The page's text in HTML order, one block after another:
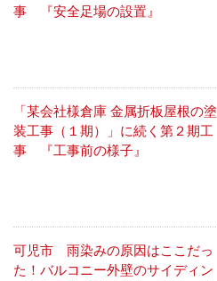
事 『安全足場の設置』
「某会社様倉庫 金属折板屋根の塗
装工事（１期）」に続く第２期工
事 『工事前の様子』
可児市 雨染みの原因はここだっ
た！バルコニー外壁のサイディン